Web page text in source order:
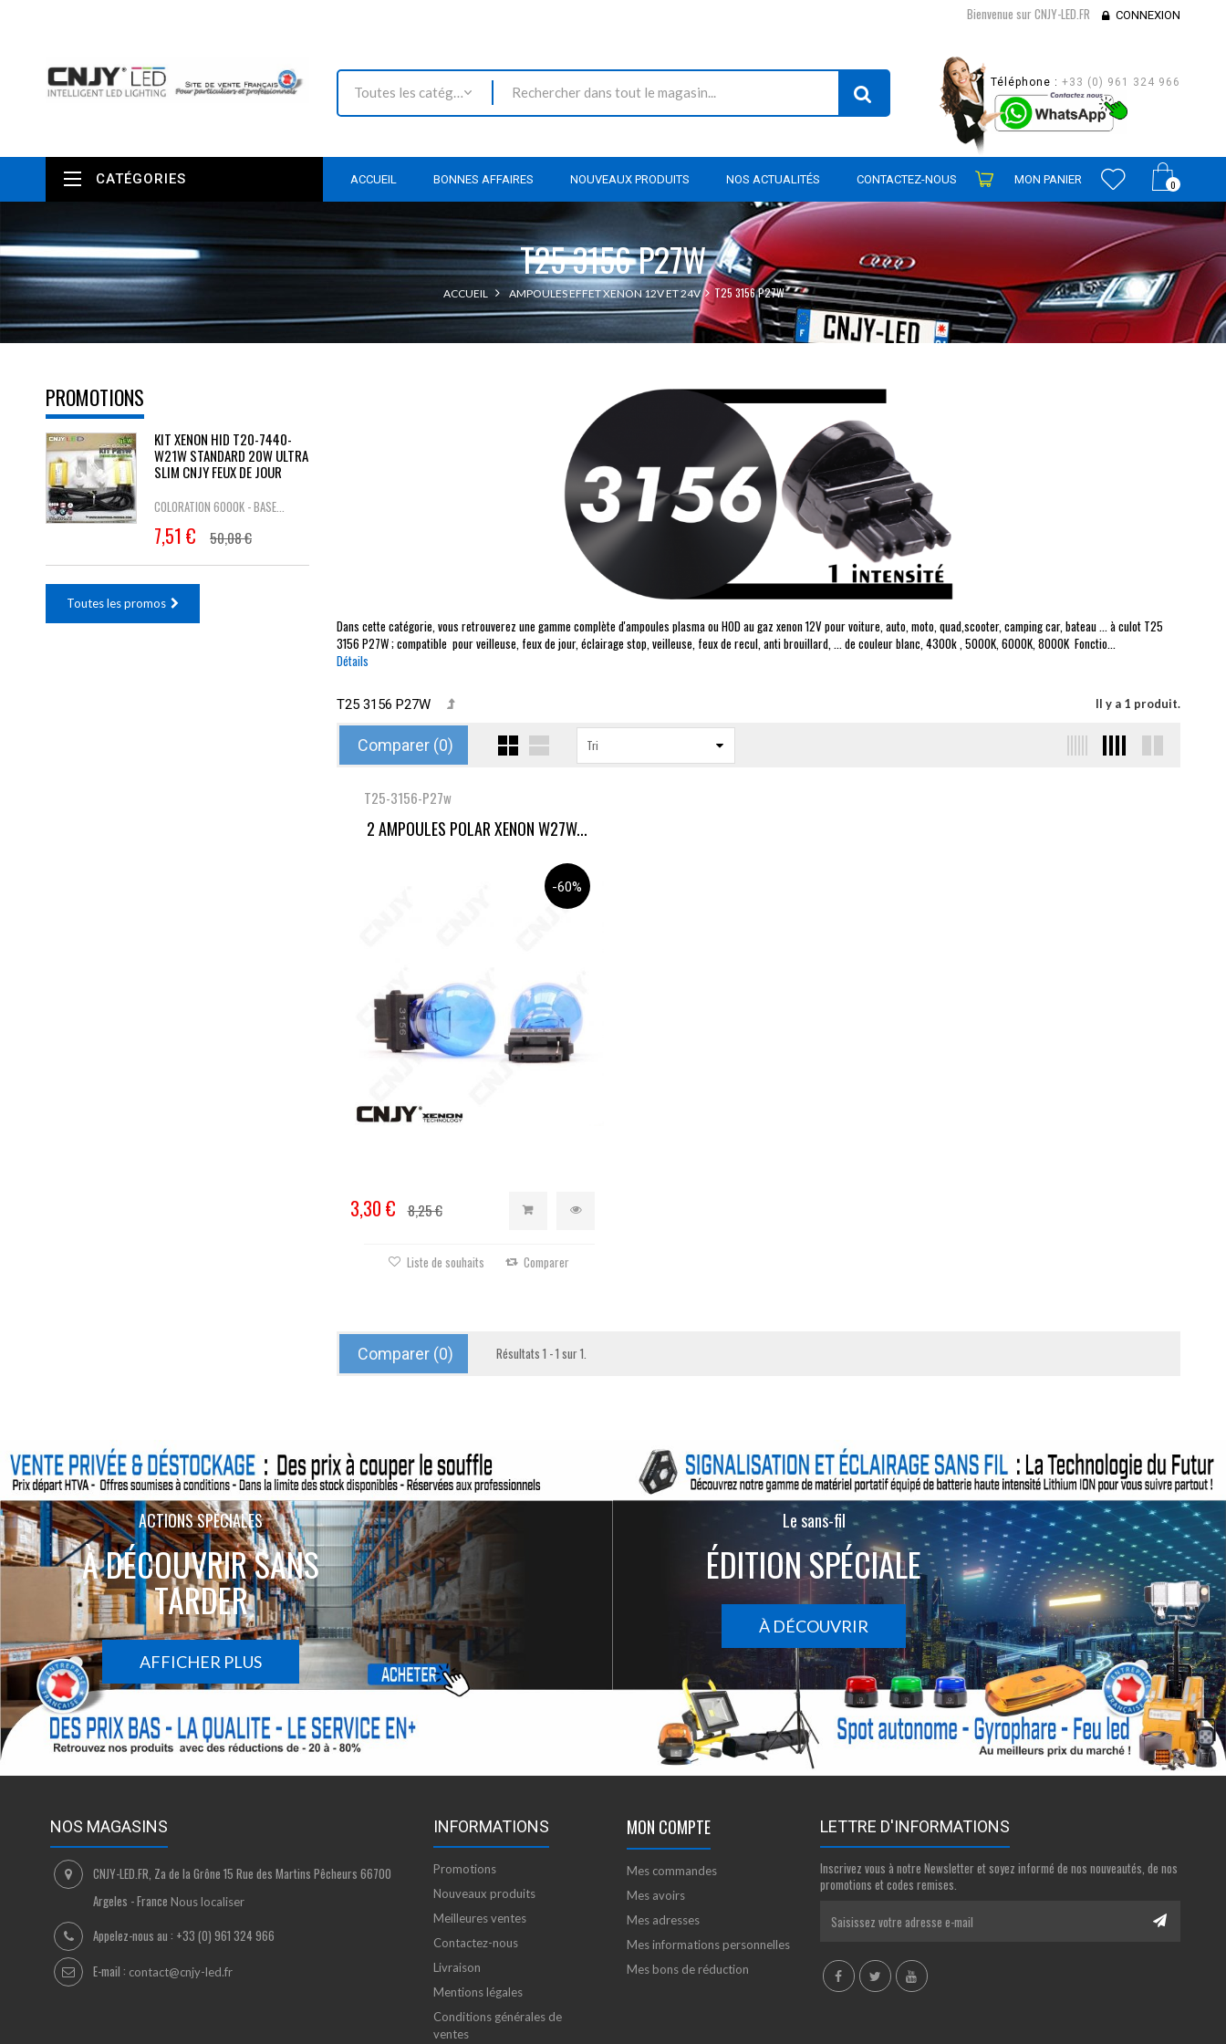
Bienvenue sur CNJY-LED.FR CONNEXION
Toutes les catégories
Téléphone : +33 (0) 961 324 966
0
ACCUEIL BONNES AFFAIRES NOUVEAUX PRODUITS NOS ACTUALITÉS CONTACTEZ-NOUS MON PANIER
CATÉGORIES
T25 3156 P27W
ACCUEIL AMPOULES EFFET XENON 12V ET 24V T25 3156 P27W
PROMOTIONS
KIT XENON HID T20-7440-
W21W STANDARD 20W ULTRA
SLIM CNJY FEUX DE JOUR
COLORATION 6000K - BASE...
7,51 € 50,08 €
Toutes les promos
Dans cette catégorie, vous retrouverez une gamme complète d'ampoules plasma ou HOD au gaz xenon 12V pour voiture, auto, moto, quad,scooter, camping car, bateau ... à culot T25
3156 P27W ; compatible pour veilleuse, feux de jour, éclairage stop, veilleuse, feux de recul, anti brouillard, ... de couleur blanc, 4300k , 5000K, 6000K, 8000K Fonctio...
Détails
T25 3156 P27W Il y a 1 produit.
Comparer (0) Tri
T25-3156-P27w
2 AMPOULES POLAR XENON W27W...
-60%
3,30 € 8,25 €
Liste de souhaits Comparer
Comparer (0) Résultats 1 - 1 sur 1.
ACTIONS SPÉCIALES
À DÉCOUVRIR SANS
TARDER
AFFICHER PLUS
Le sans-fil
ÉDITION SPÉCIALE
À DÉCOUVRIR
NOS MAGASINS
CNJY-LED.FR, Za de la Grône 15 Rue des Martins Pêcheurs 66700
Argeles - France Nous localiser
Appelez-nous au : +33 (0) 961 324 966
E-mail : contact@cnjy-led.fr
INFORMATIONS
Promotions
Nouveaux produits
Meilleures ventes
Contactez-nous
Livraison
Mentions légales
Conditions générales de
ventes
MON COMPTE
Mes commandes
Mes avoirs
Mes adresses
Mes informations personnelles
Mes bons de réduction
LETTRE D'INFORMATIONS
Inscrivez vous à notre Newsletter et soyez informé de nos nouveautés, de nos
promotions et codes remises.